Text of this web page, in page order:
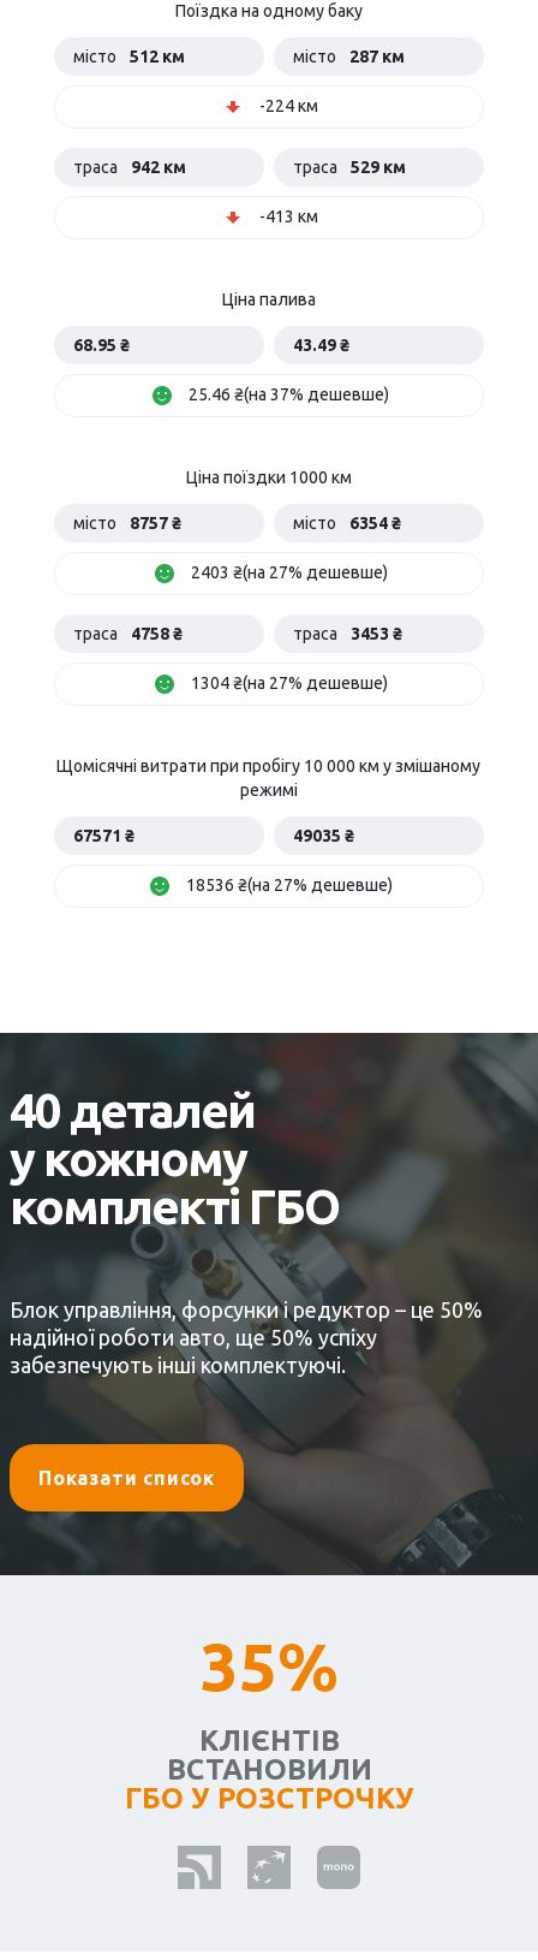
Поїздка на одному баку
місто 512 км місто 287 км
-224 км
траса 942 км траса 529 км
-413 км
Ціна палива
68.95 ₴ 43.49 ₴
25.46 ₴(на 37% дешевше)
Ціна поїздки 1000 км
місто 8757 ₴ місто 6354 ₴
2403 ₴(на 27% дешевше)
траса 4758 ₴ траса 3453 ₴
1304 ₴(на 27% дешевше)
Щомісячні витрати при пробігу 10 000 км у змішаному
режимі
67571 ₴ 49035 ₴
18536 ₴(на 27% дешевше)
40 деталей
у кожному
комплекті ГБО
Блок управління, форсунки і редуктор – це 50%
надійної роботи авто, ще 50% успіху
забезпечують інші комплектуючі.
Показати список
35%
КЛІЄНТІВ
ВСТАНОВИЛИ
ГБО У РОЗСТРОЧКУ